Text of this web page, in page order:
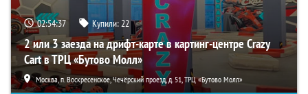
02:54:36 Купили:22
2 или 3 заезда на дрифт-карте в картинг-центре Crazy
Cart в ТРЦ «Бутово Молл»
Москва, п. Воскресенское, Чечёрский проезд, д. 51, ТРЦ «Бутово Молл»